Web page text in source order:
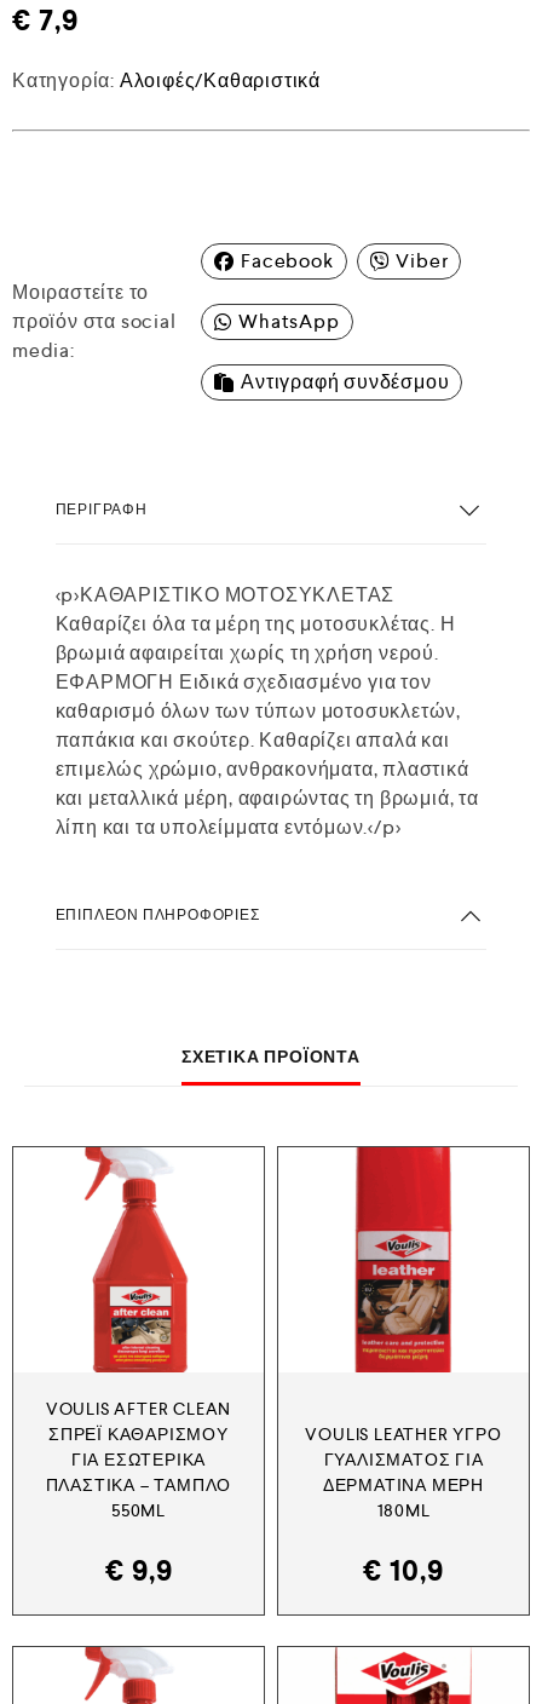
€ 7,9
Κατηγορία: Αλοιφές/Καθαριστικά
Μοιραστείτε το
προϊόν στα social
media:
Facebook Viber
WhatsApp
Αντιγραφή συνδέσμου
ΠΕΡΙΓΡΑΦΉ
<p>ΚΑΘΑΡΙΣΤΙΚΟ ΜΟΤΟΣΥΚΛΕΤΑΣ
Καθαρίζει όλα τα μέρη της μοτοσυκλέτας. Η
βρωμιά αφαιρείται χωρίς τη χρήση νερού.
ΕΦΑΡΜΟΓΗ Ειδικά σχεδιασμένο για τον
καθαρισμό όλων των τύπων μοτοσυκλετών,
παπάκια και σκούτερ. Καθαρίζει απαλά και
επιμελώς χρώμιο, ανθρακονήματα, πλαστικά
και μεταλλικά μέρη, αφαιρώντας τη βρωμιά, τα
λίπη και τα υπολείμματα εντόμων.</p>
ΕΠΙΠΛΈΟΝ ΠΛΗΡΟΦΟΡΊΕΣ
ΣΧΕΤΙΚΆ ΠΡΟΪΌΝΤΑ
VOULIS AFTER CLEAN
ΣΠΡΈΙ ΚΑΘΑΡΙΣΜΟΎ
ΓΙΑ ΕΣΩΤΕΡΙΚΆ
ΠΛΑΣΤΙΚΆ – ΤΑΜΠΛΌ
550ML
€ 9,9
VOULIS LEATHER ΥΓΡΌ
ΓΥΑΛΊΣΜΑΤΟΣ ΓΙΑ
ΔΕΡΜΆΤΙΝΑ ΜΈΡΗ
180ML
€ 10,9